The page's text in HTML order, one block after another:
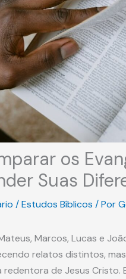
os
Suas
/Estudos Bíblicos / Por
Marcos, Lucas e
relatos distintos,
redentora de Jesus Cristo.